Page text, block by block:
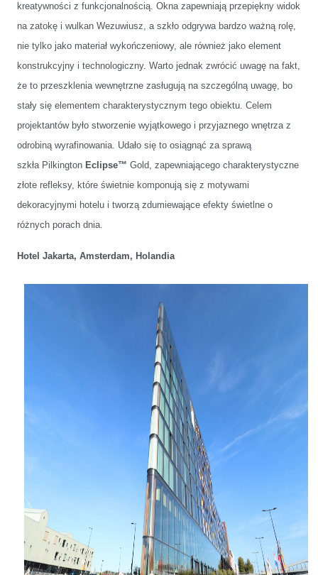
kreatywności z funkcjonalnością. Okna zapewniają przepiękny widok
na zatokę i wulkan Wezuwiusz, a szkło odgrywa bardzo ważną rolę,
nie tylko jako materiał wykończeniowy, ale również jako element
konstrukcyjny i technologiczny. Warto jednak zwrócić uwagę na fakt,
że to przeszklenia wewnętrzne zasługują na szczególną uwagę, bo
stały się elementem charakterystycznym tego obiektu. Celem
projektantów było stworzenie wyjątkowego i przyjaznego wnętrza z
odrobiną wyrafinowania. Udało się to osiągnąć za sprawą
szkła Pilkington Eclipse™ Gold, zapewniającego charakterystyczne
złote refleksy, które świetnie komponują się z motywami
dekoracyjnymi hotelu i tworzą zdumiewające efekty świetlne o
różnych porach dnia.
Hotel Jakarta, Amsterdam, Holandia